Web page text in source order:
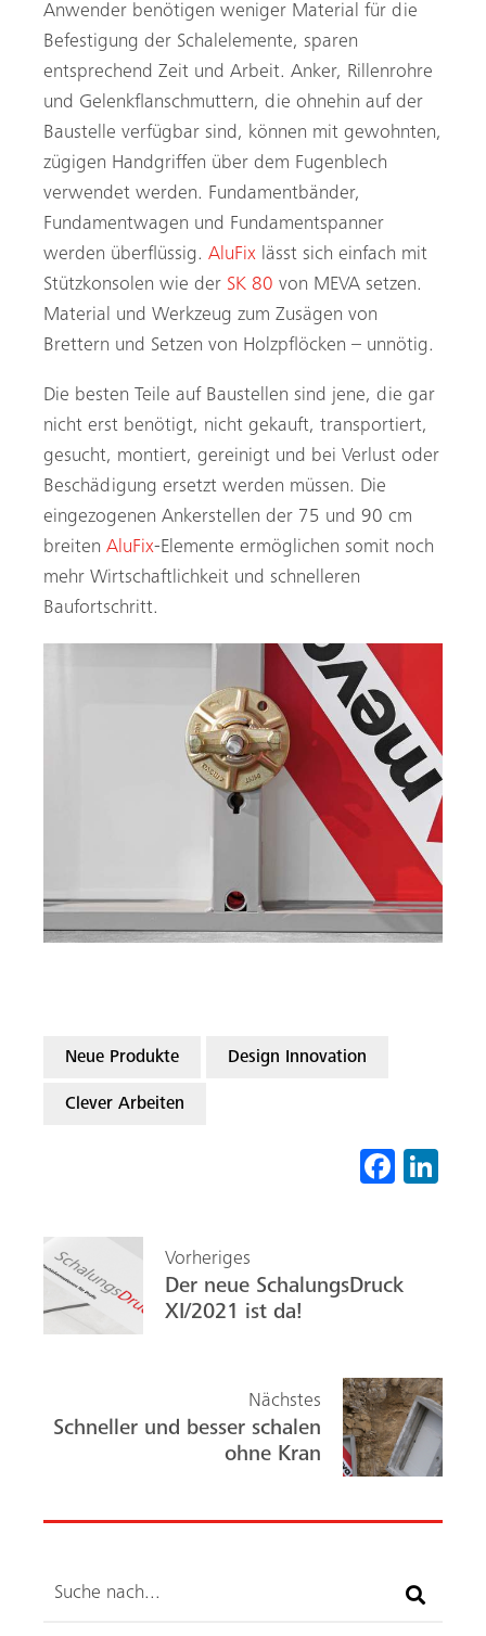
Anwender benötigen weniger Material für die
Befestigung der Schalelemente, sparen
entsprechend Zeit und Arbeit. Anker, Rillenrohre
und Gelenkflanschmuttern, die ohnehin auf der
Baustelle verfügbar sind, können mit gewohnten,
zügigen Handgriffen über dem Fugenblech
verwendet werden. Fundamentbänder,
Fundamentwagen und Fundamentspanner
werden überflüssig. AluFix lässt sich einfach mit
Stützkonsolen wie der SK 80 von MEVA setzen.
Material und Werkzeug zum Zusägen von
Brettern und Setzen von Holzpflöcken – unnötig.
Die besten Teile auf Baustellen sind jene, die gar
nicht erst benötigt, nicht gekauft, transportiert,
gesucht, montiert, gereinigt und bei Verlust oder
Beschädigung ersetzt werden müssen. Die
eingezogenen Ankerstellen der 75 und 90 cm
breiten AluFix-Elemente ermöglichen somit noch
mehr Wirtschaftlichkeit und schnelleren
Baufortschritt.
Neue Produkte Design Innovation
Clever Arbeiten
Fa
Vorheriges
Der neue SchalungsDruck
XI/2021 ist da!
Nächstes
Schneller und besser schalen
ohne Kran
Suche